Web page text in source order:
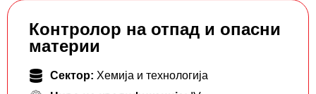
Контролор на отпад и опасни
материи
Сектор: Хемија и технологија